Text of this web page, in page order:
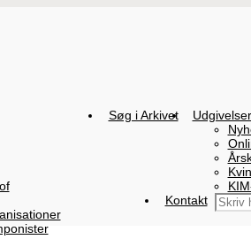
Søg i Arkivet
Udgivelser
Kontakt